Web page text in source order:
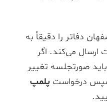
دفاتر را دقیقاً به
می‌کند. اگر
صورتجلسه تغییر
درخواست پلمپ